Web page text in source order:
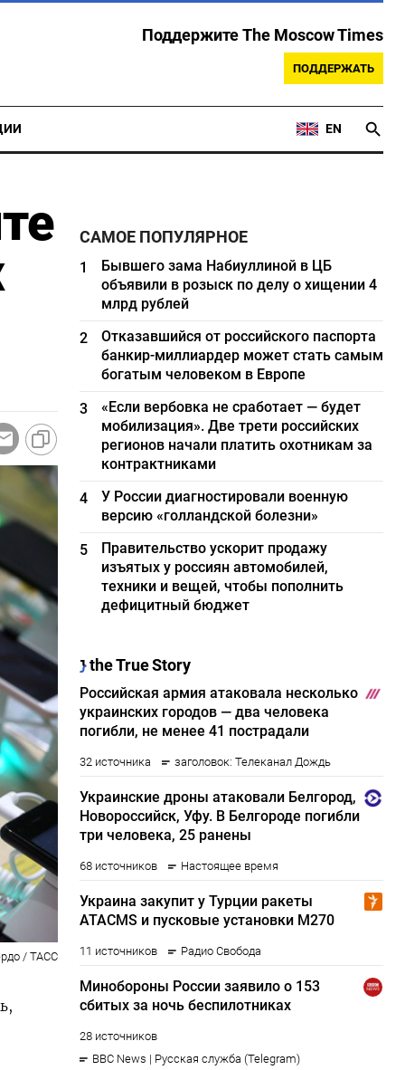
Поддержите The Moscow Times
ПОДДЕРЖАТЬ
EN
/ ТАСС
САМОЕ ПОПУЛЯРНОЕ
1
Бывшего зама Набиуллиной в ЦБ
объявили в розыск по делу о хищении 4
млрд рублей
2
Отказавшийся от российского паспорта
банкир-миллиардер может стать самым
богатым человеком в Европе
3
«Если вербовка не сработает — будет
мобилизация». Две трети российских
регионов начали платить охотникам за
контрактниками
4
У России диагностировали военную
версию «голландской болезни»
5
Правительство ускорит продажу
изъятых у россиян автомобилей,
техники и вещей, чтобы пополнить
дефицитный бюджет